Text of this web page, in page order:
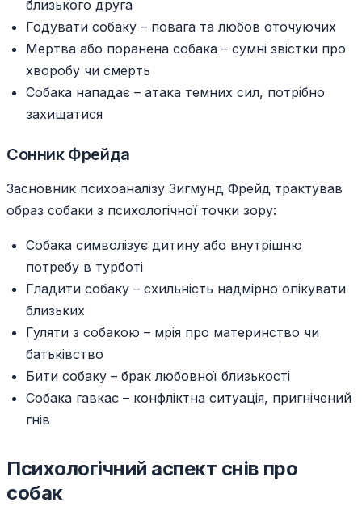
близького друга
Годувати собаку – повага та любов оточуючих
Мертва або поранена собака – сумні звістки про
хворобу чи смерть
Собака нападає – атака темних сил, потрібно
захищатися
Сонник Фрейда
Засновник психоаналізу Зигмунд Фрейд трактував
образ собаки з психологічної точки зору:
Собака символізує дитину або внутрішню
потребу в турботі
Гладити собаку – схильність надмірно опікувати
близьких
Гуляти з собакою – мрія про материнство чи
батьківство
Бити собаку – брак любовної близькості
Собака гавкає – конфліктна ситуація, пригнічений
гнів
Психологічний аспект снів про
собак